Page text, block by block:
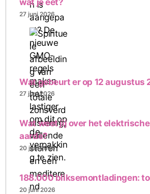
27 juni 2026
Wat gebeurt er op 12 augustus
27 juni 2026
Wat weet jij over het
aarde?
20 juni 2026
188.000 bliksemontladingen:
20 juni 2026